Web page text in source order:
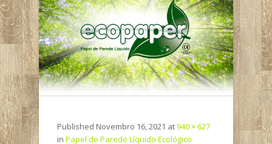
Published Novembro 16, 2021 at940 × 627
in Papel de Parede Líquido Ecológico